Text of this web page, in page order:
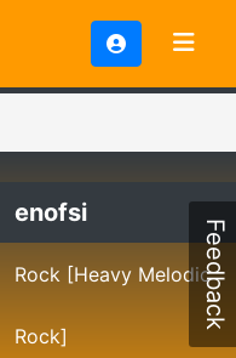
enofsi
Rock [Heavy Melodic
Rock]
Feedback